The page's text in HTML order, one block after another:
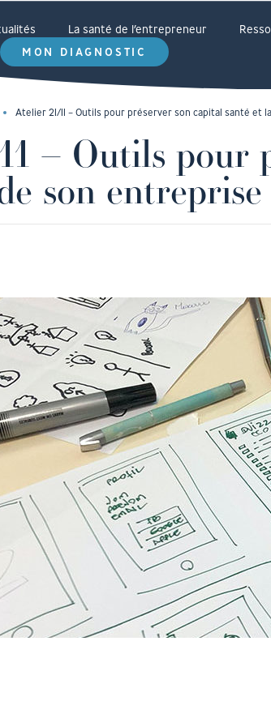
La santé de l’entrepreneur
MON DIAGNOSTIC
Atelier 21/11 – Outils pour préserver son capital santé et
– Outils pour
son entreprise